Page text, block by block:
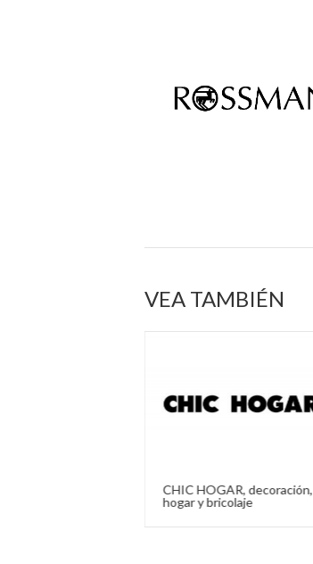
VEA TAMBIÉN
CHIC HOGAR, decoración,
hogar y bricolaje